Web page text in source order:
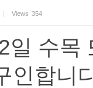
Views 354
일 수목
인합니